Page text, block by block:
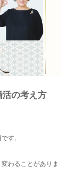
活の考え方
す。
わることがありま